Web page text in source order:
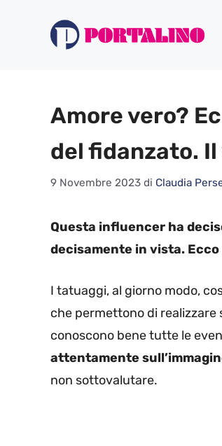
Amore vero?
del fidanzato.
9 Novembre 2023 di Claudia
Questa influencer ha
decisamente in vista.
I tatuaggi, al giorno modo,
che permettono di realizzare
conoscono bene tutte le
attentamente
non sottovalutare.